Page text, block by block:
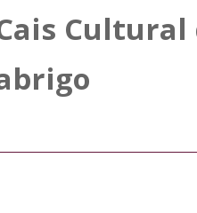
Cultural